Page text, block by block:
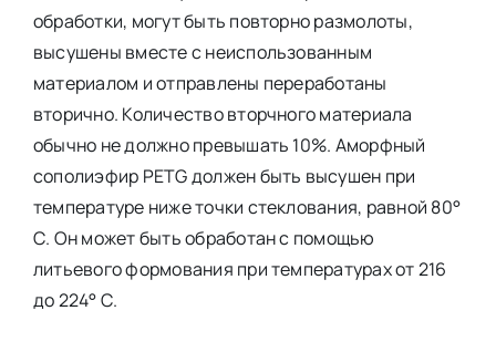
обработки, могут быть повторно размолоты,
высушены вместе с неиспользованным
материалом и отправлены переработаны
вторично. Количество вторчного материала
обычно не должно превышать 10%. Аморфный
сополиэфир PETG должен быть высушен при
температуре ниже точки стеклования, равной 80°
С. Он может быть обработан с помощью
литьевого формования при температурах от 216
до 224° С.